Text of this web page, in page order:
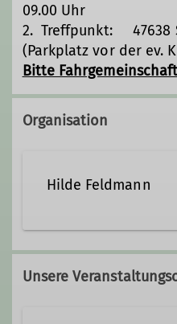
09.00 Uhr
2. Treffpunkt: 47638
(Parkplatz vor der ev.
Bitte
Organisation
Hilde Feldmann
Unsere